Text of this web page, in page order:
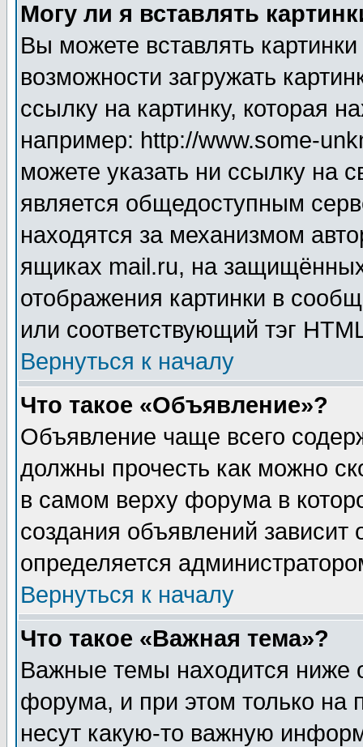
Могу ли я вставлять
Вы можете вставлять
возможности загружать
ссылку на картинку, которая
например: http://www.some-
можете указать ни ссылку на
является общедоступным
находятся за механизмом
ящиках mail.ru, на
отображения картинки в
или соответствующий тэг
Вернуться к началу
Что такое «Объявление»?
Объявление чаще всего
должны прочесть как можно
в самом верху форума в
создания объявлений зависит
определяется
Вернуться к началу
Что такое «Важная тема»?
Важные темы находится ниже
форума, и при этом только на
несут какую-то важную